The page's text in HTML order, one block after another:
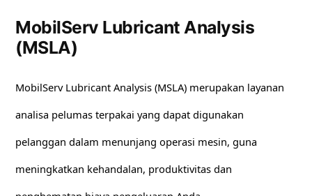
MobilServ Lubricant Analysis
(MSLA)
MobilServ Lubricant Analysis (MSLA) merupakan layanan
analisa pelumas terpakai yang dapat digunakan
pelanggan dalam menunjang operasi mesin, guna
meningkatkan kehandalan, produktivitas dan